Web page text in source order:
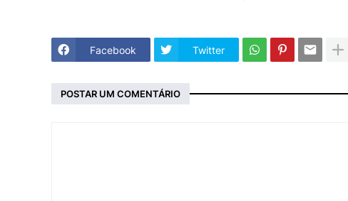
Facebook Twitter
POSTAR UM COMENTÁRIO